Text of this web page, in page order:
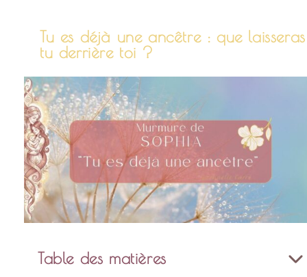
Tu es déjà une ancêtre : que laisseras
tu derrière toi ?
Table des matières